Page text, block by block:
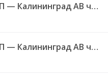
580 Гусев КДП — Калининград АВ ч/з Черняховск АС
580 Гусев КДП — Калининград АВ ч/з Черняховск АС